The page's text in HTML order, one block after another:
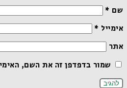
שם *
אימייל *
אתר
שמור בדפדפן זה את השם,